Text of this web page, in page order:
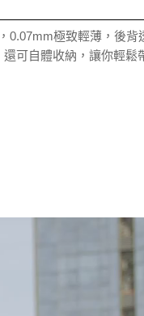
0.07mm極致輕薄，後背
可自體收納，讓你輕鬆